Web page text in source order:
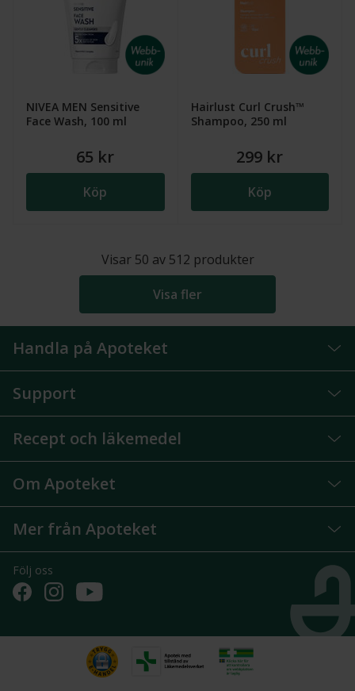
NIVEA MEN Sensitive
Face Wash, 100 ml
65 kr
Köp
Hairlust Curl Crush™
Shampoo, 250 ml
299 kr
Köp
Visar 50 av 512 produkter
Visa fler
Handla på Apoteket
Support
Recept och läkemedel
Om Apoteket
Mer från Apoteket
Följ oss